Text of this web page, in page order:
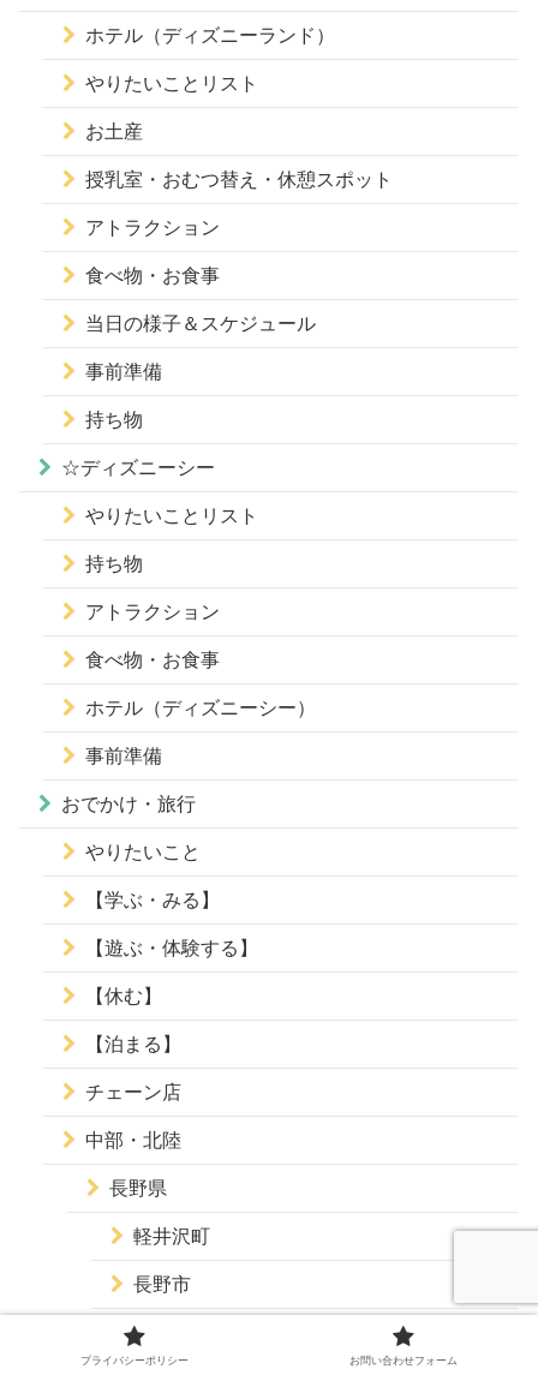
ホテル（ディズニーランド）
やりたいことリスト
お土産
授乳室・おむつ替え・休憩スポット
アトラクション
食べ物・お食事
当日の様子＆スケジュール
事前準備
持ち物
☆ディズニーシー
やりたいことリスト
持ち物
アトラクション
食べ物・お食事
ホテル（ディズニーシー）
事前準備
おでかけ・旅行
やりたいこと
【学ぶ・みる】
【遊ぶ・体験する】
【休む】
【泊まる】
チェーン店
中部・北陸
長野県
軽井沢町
長野市
松本市
プライバシーポリシー お問い合わせフォーム